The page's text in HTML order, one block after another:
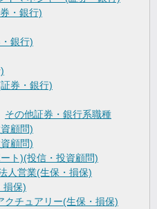
・銀行)
銀行)
券・銀行)
その他証券・銀行系職種
顧問)
顧問)
ト)(投信・投資顧問)
人営業(生保・損保)
損保)
クチュアリー(生保・損保)